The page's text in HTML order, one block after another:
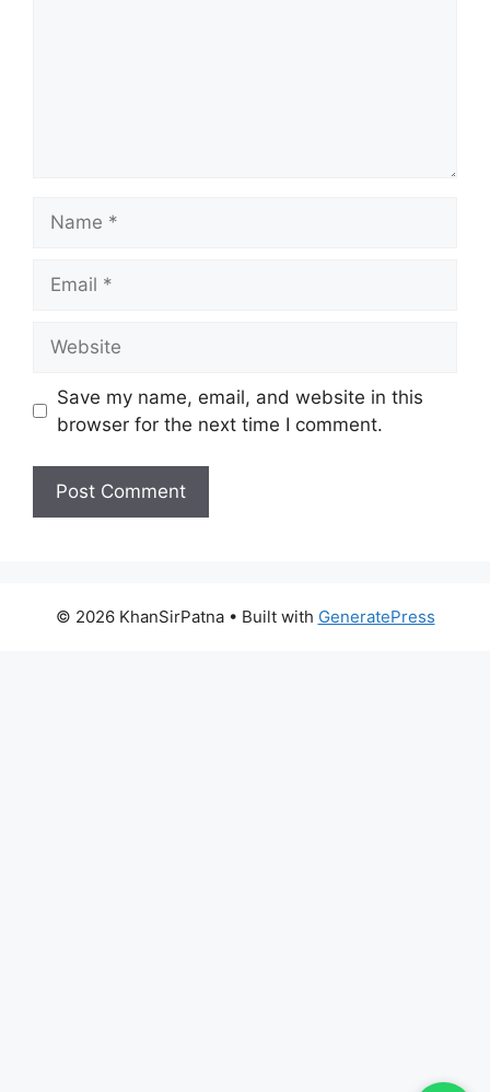
Save my name, email, and website in this
browser for the next time I comment.
© 2026 KhanSirPatna• Built with GeneratePress